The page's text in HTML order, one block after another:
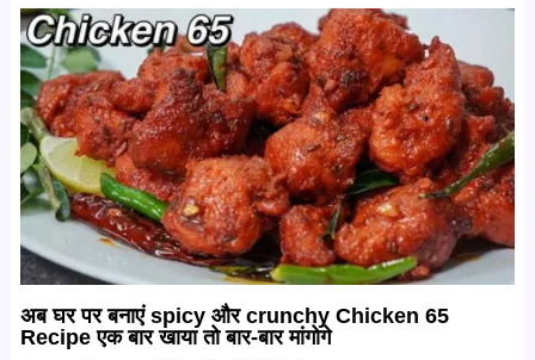
अब घर पर बनाएं spicy और crunchy Chicken 65
Recipe एक बार खाया तो बार-बार मांगोगे